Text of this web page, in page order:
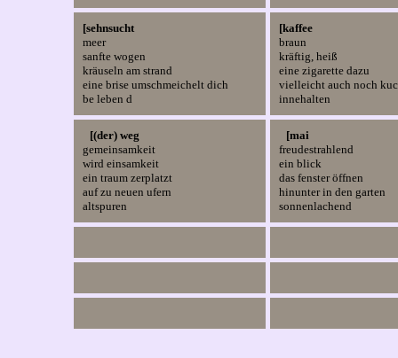
[sehnsucht
meer
sanfte wogen
kräuseln am strand
eine brise umschmeichelt dich
be leben d
[kaffee
braun
kräftig, heiß
eine zigarette dazu
vielleicht auch noch
innehalten
[(der) weg
gemeinsamkeit
wird einsamkeit
ein traum zerplatzt
auf zu neuen ufern
altspuren
[mai
freudestrahlend
ein blick
das fenster öffnen
hinunter in den garten
sonnenlachend